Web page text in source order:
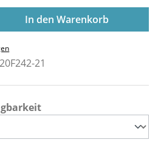
Gib den gewünschten
In den Warenkorb
21